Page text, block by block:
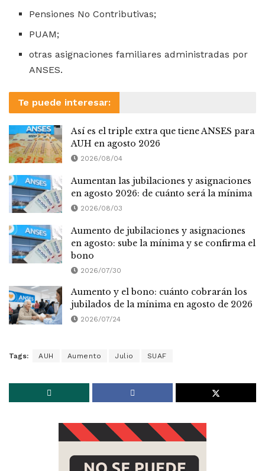
Pensiones No Contributivas;
PUAM;
otras asignaciones familiares administradas por
ANSES.
Te puede interesar:
Así es el triple extra que tiene ANSES para
AUH en agosto 2026
2026/08/04
Aumentan las jubilaciones y asignaciones
en agosto 2026: de cuánto será la mínima
2026/08/03
Aumento de jubilaciones y asignaciones
en agosto: sube la mínima y se confirma el
bono
2026/07/30
Aumento y el bono: cuánto cobrarán los
jubilados de la mínima en agosto de 2026
2026/07/24
Tags: AUH Aumento Julio SUAF